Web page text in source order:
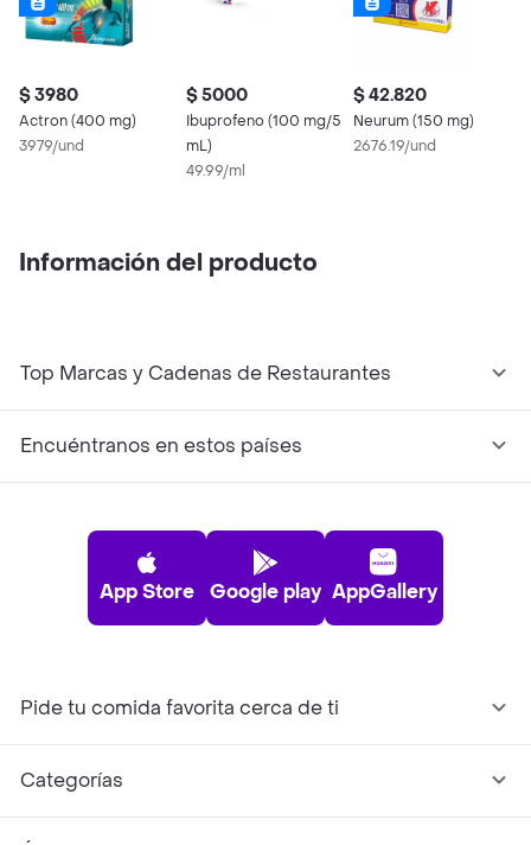
$ 3980
Actron (400 mg)
3979/und
$ 5000
Ibuprofeno (100 mg/5
mL)
49.99/ml
$ 42.820
Neurum (150 mg)
2676.19/und
Información del producto
Top Marcas y Cadenas de Restaurantes
Encuéntranos en estos países
App Store Google play AppGallery
Pide tu comida favorita cerca de ti
Categorías